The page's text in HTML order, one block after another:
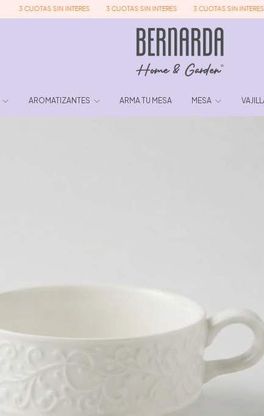
3 CUOTAS SIN INTERES 3 CUOTAS SIN INTERES 3 CUOTAS SIN INTERES 3
AROMATIZANTES ARMA TU MESA MESA